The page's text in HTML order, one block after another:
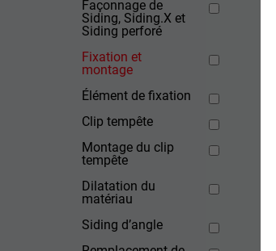
Façonnage de
Siding, Siding.X et
Siding perforé
Fixation et
montage
Élément de fixation
Clip tempête
Montage du clip
tempête
Dilatation du
matériau
Siding d’angle